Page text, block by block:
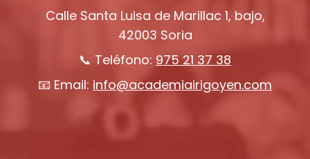
Calle Santa Luisa de Marillac 1, bajo,
42003 Soria
📞 Teléfono: 975 21 37 38
📧 Email: info@academiairigoyen.com